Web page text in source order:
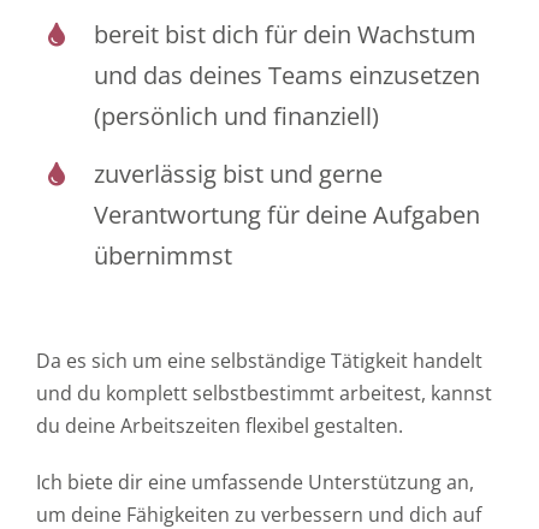
bereit bist dich für dein Wachstum
und das deines Teams einzusetzen
(persönlich und finanziell)
zuverlässig bist und gerne
Verantwortung für deine Aufgaben
übernimmst
Da es sich um eine selbständige Tätigkeit handelt
und du komplett selbstbestimmt arbeitest, kannst
du deine Arbeitszeiten flexibel gestalten.
Ich biete dir eine umfassende Unterstützung an,
um deine Fähigkeiten zu verbessern und dich auf